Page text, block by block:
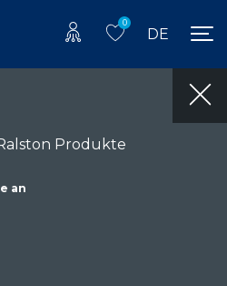
0
DE
Produkte
an